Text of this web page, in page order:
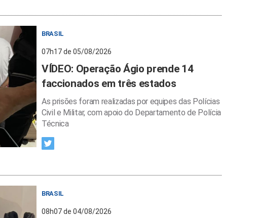
BRASIL
07h17 de 05/08/2026
VÍDEO: Operação Ágio prende 14
faccionados em três estados
As prisões foram realizadas por equipes das Polícias
Civil e Militar, com apoio do Departamento de Polícia
Técnica
BRASIL
08h07 de 04/08/2026